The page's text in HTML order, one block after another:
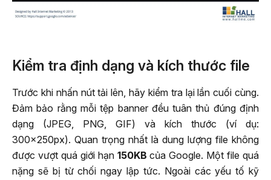
Kiểm tra định dạng và kích thước file
Trước khi nhấn nút tải lên, hãy kiểm tra lại lần cuối cùng.
Đảm bảo rằng mỗi tệp banner đều tuân thủ đúng định
dạng (JPEG, PNG, GIF) và kích thước (ví dụ:
300x250px). Quan trọng nhất là dung lượng file không
được vượt quá giới hạn 150KB của Google. Một file quá
nặng sẽ bị từ chối ngay lập tức. Ngoài các yếu tố kỹ